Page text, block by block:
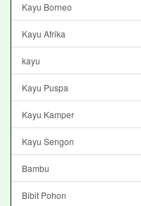
Kayu Borneo
Kayu Afrika
kayu
Kayu Puspa
Kayu Kamper
Kayu Sengon
Bambu
Bibit Pohon